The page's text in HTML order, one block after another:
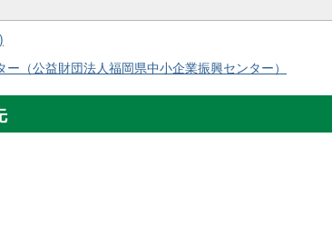
（公益財団法人福岡県中小企業振興センター）